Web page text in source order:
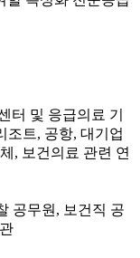
터 및 응급의료 기
조트, 공항, 대기업
, 보건의료 관련 연
공무원, 보건직 공